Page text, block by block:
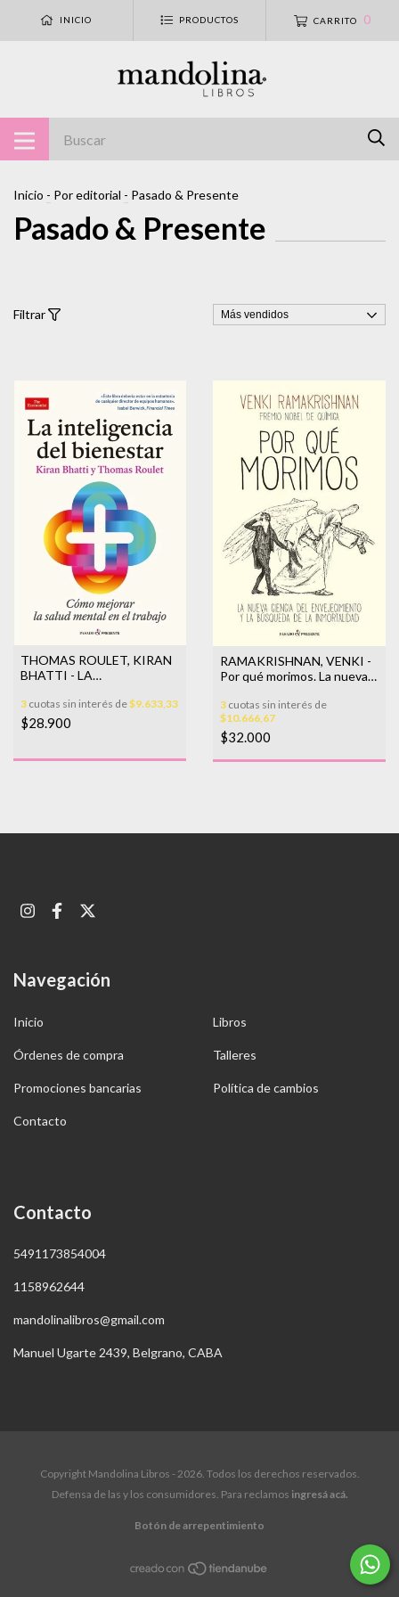
INICIO PRODUCTOS CARRITO 0
Inicio - Por editorial - Pasado & Presente
Pasado & Presente
Filtrar
THOMAS ROULET, KIRAN
BHATTI - LA
BIENESTAR
3 cuotas sin interés de$9.633,33
$28.900
RAMAKRISHNAN, VENKI -
Por qué morimos. La nueva
la búsqueda de la
inmortalidad
3 cuotas sin interés de
$10.666,67
$32.000
Navegación
Inicio Libros
Órdenes de compra Talleres
Promociones bancarias Política de cambios
Contacto
Contacto
5491173854004
1158962644
mandolinalibros@gmail.com
Manuel Ugarte 2439, Belgrano, CABA
Copyright Mandolina Libros - 2026. Todos los derechos reservados.
Defensa de las y los consumidores. Para reclamos ingresá acá.
Botón de arrepentimiento